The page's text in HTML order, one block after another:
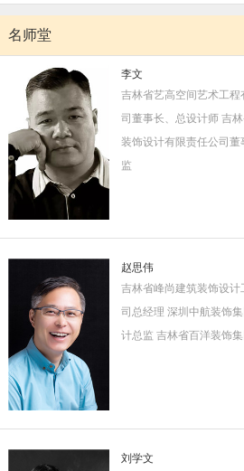
名师堂
李文
吉林省艺高空间艺术工程
司董事长、总设计师 吉
装饰设计有限责任公司董
监
赵思伟
吉林省峰尚建筑装饰设计
司总经理 深圳中航装饰
计总监 吉林省百洋装饰
刘学文